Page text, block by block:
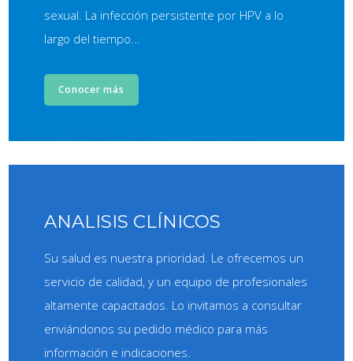
sexual. La infección persistente por HPV a lo
largo del tiempo...
Conocer más
ANALISIS CLÍNICOS
Su salud es nuestra prioridad. Le ofrecemos un
servicio de calidad, y un equipo de profesionales
altamente capacitados. Lo invitamos a consultar
enviándonos su pedido médico para más
información e indicaciones.